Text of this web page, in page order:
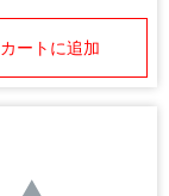
カートに追加